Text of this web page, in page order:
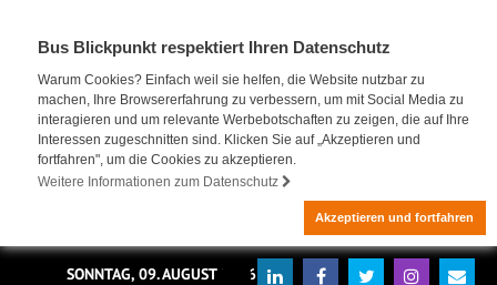
Bus Blickpunkt respektiert Ihren Datenschutz
Warum Cookies? Einfach weil sie helfen, die Website nutzbar zu
machen, Ihre Browsererfahrung zu verbessern, um mit Social Media zu
interagieren und um relevante Werbebotschaften zu zeigen, die auf Ihre
Interessen zugeschnitten sind. Klicken Sie auf „Akzeptieren und
fortfahren", um die Cookies zu akzeptieren.
Weitere Informationen zum Datenschutz
Akzeptieren und fortfahren
SONNTAG, 09. AUGUST 2026